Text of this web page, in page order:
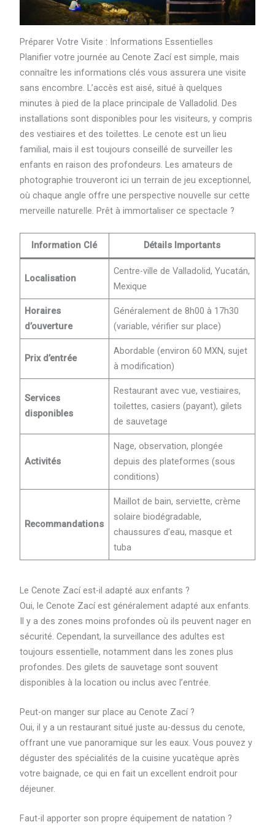
Préparer Votre Visite : Informations Essentielles
Planifier votre journée au Cenote Zací est simple, mais
connaître les informations clés vous assurera une visite
sans encombre. L’accès est aisé, situé à quelques
minutes à pied de la place principale de Valladolid. Des
installations sont disponibles pour les visiteurs, y compris
des vestiaires et des toilettes. Le cenote est un lieu
familial, mais il est toujours conseillé de surveiller les
enfants en raison des profondeurs. Les amateurs de
photographie trouveront ici un terrain de jeu exceptionnel,
où chaque angle offre une perspective nouvelle sur cette
merveille naturelle. Prêt à immortaliser ce spectacle ?
Information Clé Détails Importants
Localisation
Centre-ville de Valladolid, Yucatán,
Mexique
Horaires
d’ouverture
Généralement de 8h00 à 17h30
(variable, vérifier sur place)
Prix d’entrée
Abordable (environ 60 MXN, sujet
à modification)
Services
disponibles
Restaurant avec vue, vestiaires,
toilettes, casiers (payant), gilets
de sauvetage
Activités
Nage, observation, plongée
depuis des plateformes (sous
conditions)
Recommandations
Maillot de bain, serviette, crème
solaire biodégradable,
chaussures d’eau, masque et
tuba
Le Cenote Zací est-il adapté aux enfants ?
Oui, le Cenote Zací est généralement adapté aux enfants.
Il y a des zones moins profondes où ils peuvent nager en
sécurité. Cependant, la surveillance des adultes est
toujours essentielle, notamment dans les zones plus
profondes. Des gilets de sauvetage sont souvent
disponibles à la location ou inclus avec l’entrée.
Peut-on manger sur place au Cenote Zací ?
Oui, il y a un restaurant situé juste au-dessus du cenote,
offrant une vue panoramique sur les eaux. Vous pouvez y
déguster des spécialités de la cuisine yucatèque après
votre baignade, ce qui en fait un excellent endroit pour
déjeuner.
Faut-il apporter son propre équipement de natation ?